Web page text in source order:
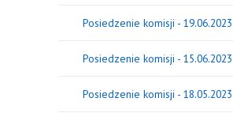
Posiedzenie komisji - 19.06.2023
Posiedzenie komisji - 15.06.2023
Posiedzenie komisji - 18.05.2023